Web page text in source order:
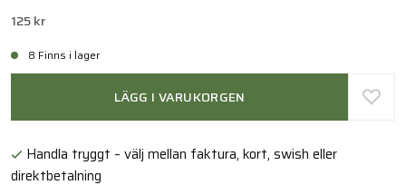
125 kr
8 Finns i lager
LÄGG I VARUKORGEN
Handla tryggt – välj mellan faktura, kort, swish eller
direktbetalning